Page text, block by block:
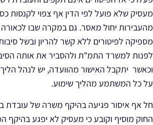
מעסיק שלא פועל לפי הדין אף צפוי לקנסות
מהעבירות יחול מאסר. גם במקרה שבו
מספיקה לפיטורים ללא קשר להריון ובשל
לפנות למשרד התמ"ת ולהסביר את אותה
וכאשר יתקבל האישור מהוועדה, יש לנהל
על כל המשתמע מהליך שימוע.
חל אף איסור פגיעה בהיקף משרה של עובדת
החוק מוסיף וקובע כי מעסיק לא יפגע